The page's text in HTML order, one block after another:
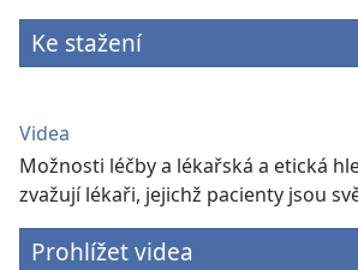
Ke stažení
Videa
Možnosti léčby a lékařská a etická
zvažují lékaři, jejichž pacienty jsou
Prohlížet videa